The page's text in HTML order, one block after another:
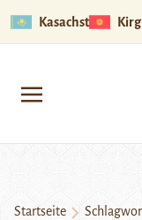
Kasachstan
Startseite